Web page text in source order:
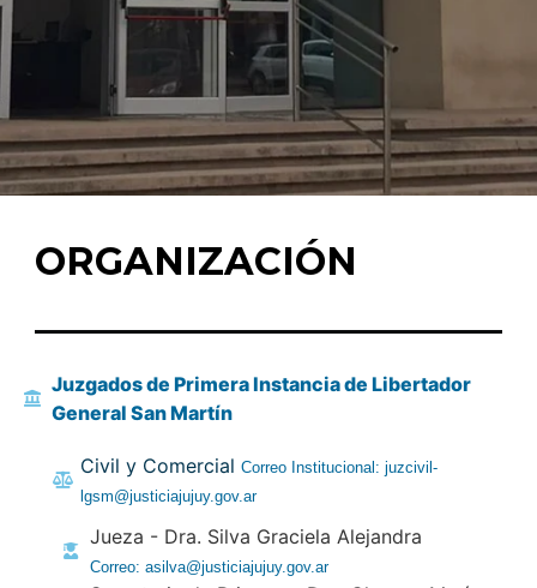
ORGANIZACIÓN
Juzgados de Primera Instancia de Libertador
General San Martín
Civil y Comercial Correo Institucional: juzcivil-
lgsm@justiciajujuy.gov.ar
Jueza - Dra. Silva Graciela Alejandra
Correo: asilva@justiciajujuy.gov.ar